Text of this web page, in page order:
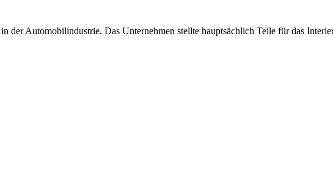
der Automobilindustrie. Das Unternehmen stellte hauptsächlich Teile für das